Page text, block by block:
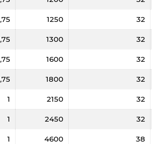
1250 32
1300 32
1600 32
1800 32
1 2150 32
1 2450 32
1 4600 38